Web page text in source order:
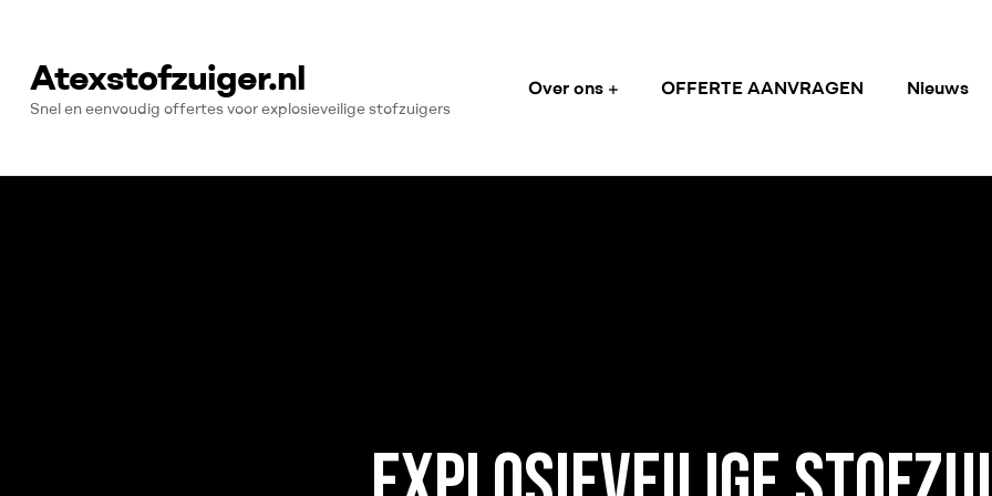
Atexstofzuiger.nl
Snel en eenvoudig offertes voor explosieveilige stofzuigers
Over ons OFFERTE AANVRAGEN Nieuws